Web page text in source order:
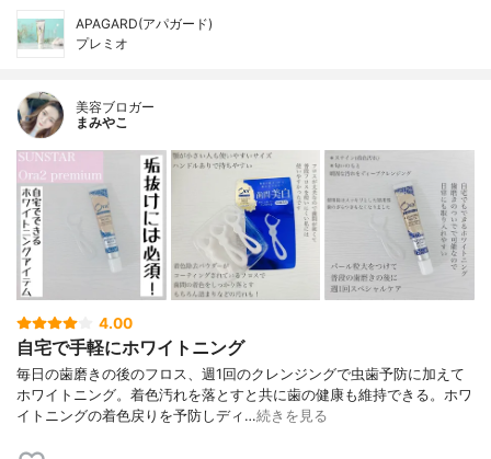
APAGARD(アパガード)
プレミオ
美容ブロガー
まみやこ
4.00
自宅で手軽にホワイトニング
毎日の歯磨きの後のフロス、週1回のクレンジングで虫歯予防に加えて
ホワイトニング。着色汚れを落とすと共に歯の健康も維持できる。ホワ
イトニングの着色戻りを予防しディ…続きを見る